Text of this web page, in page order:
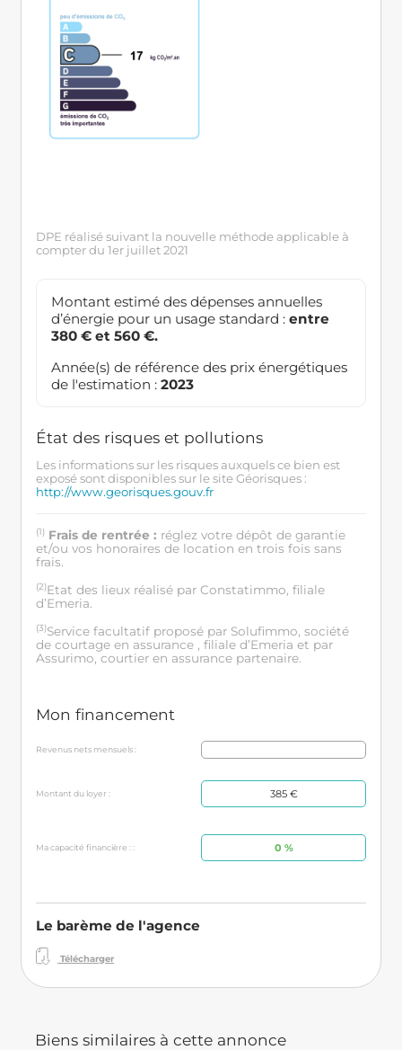
DPE réalisé suivant la nouvelle méthode applicable à
compter du 1er juillet 2021
Montant estimé des dépenses annuelles
d’énergie pour un usage standard : entre
380 € et 560 €.
Année(s) de référence des prix énergétiques
de l'estimation : 2023
État des risques et pollutions
Les informations sur les risques auxquels ce bien est
exposé sont disponibles sur le site Géorisques :
http://www.georisques.gouv.fr
(1) Frais de rentrée : réglez votre dépôt de garantie
et/ou vos honoraires de location en trois fois sans
frais.
(2)Etat des lieux réalisé par Constatimmo, filiale
d’Emeria.
(3)Service facultatif proposé par Solufimmo, société
de courtage en assurance , filiale d’Emeria et par
Assurimo, courtier en assurance partenaire.
Mon financement
Revenus nets mensuels :
Montant du loyer : 385 €
Ma capacité financière : : 0 %
Le barème de l'agence
Télécharger
Biens similaires à cette annonce